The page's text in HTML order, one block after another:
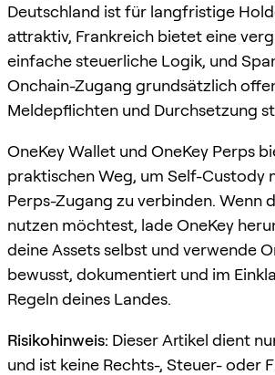
Deutschland ist für langfristige
attraktiv, Frankreich bietet eine
einfache steuerliche Logik, und
Onchain-Zugang grundsätzlich
Meldepflichten und Durchsetzung
OneKey Wallet und OneKey Perps
praktischen Weg, um Self-Custody
Perps-Zugang zu verbinden. Wenn
nutzen möchtest, lade OneKey
deine Assets selbst und verwende
bewusst, dokumentiert und im
Regeln deines Landes.
Risikohinweis: Dieser Artikel dient
und ist keine Rechts-, Steuer- oder